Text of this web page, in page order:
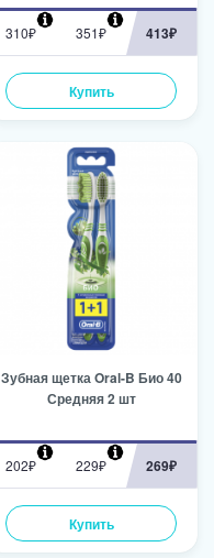
310₽ 351₽ 413₽
Купить
Зубная щетка Oral-B Био 40
Средняя 2 шт
202₽ 229₽ 269₽
Купить